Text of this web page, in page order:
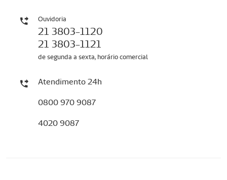
Ouvidoria
21 3803-1120
21 3803-1121
de segunda a sexta, horário comercial
Atendimento 24h
0800 970 9087
4020 9087